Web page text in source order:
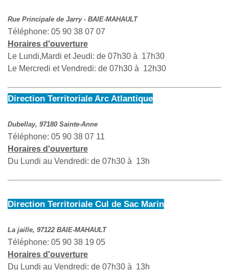
Rue Principale de Jarry - BAIE-MAHAULT
Téléphone: 05 90 38 07 07
Horaires d'ouverture
Le Lundi,Mardi et Jeudi: de 07h30 à 17h30
Le Mercredi et Vendredi: de 07h30 à 12h30
Direction Territoriale Arc Atlantique
Dubellay, 97180 Sainte-Anne
Téléphone: 05 90 38 07 11
Horaires d'ouverture
Du Lundi au Vendredi: de 07h30 à 13h
Direction Territoriale Cul de Sac Marin
La jaille, 97122 BAIE-MAHAULT
Téléphone: 05 90 38 19 05
Horaires d'ouverture
Du Lundi au Vendredi: de 07h30 à 13h